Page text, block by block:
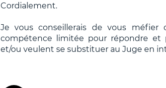
Cordialement.
Je vous conseillerais de vous
compétence limitée pour répondre et
et/ou veulent se substituer au Juge en